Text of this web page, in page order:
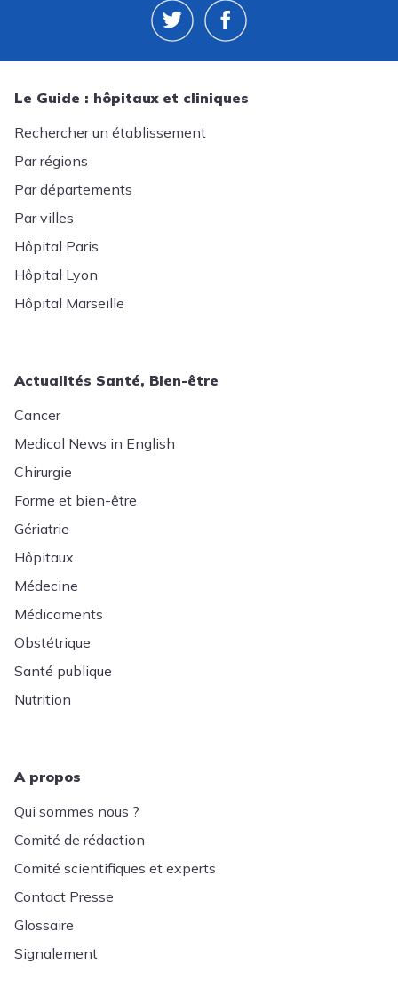
Le Guide : hôpitaux et cliniques
Rechercher un établissement
Par régions
Par départements
Par villes
Hôpital Paris
Hôpital Lyon
Hôpital Marseille
Actualités Santé, Bien-être
Cancer
Medical News in English
Chirurgie
Forme et bien-être
Gériatrie
Hôpitaux
Médecine
Médicaments
Obstétrique
Santé publique
Nutrition
A propos
Qui sommes nous ?
Comité de rédaction
Comité scientifiques et experts
Contact Presse
Glossaire
Signalement